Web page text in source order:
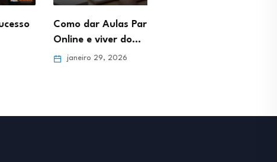
dar Aulas Particulares
e viver do…